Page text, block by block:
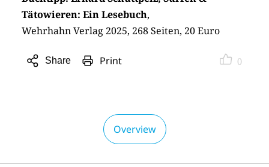
Tätowieren: Ein Lesebuch,
Wehrhahn Verlag 2025, 268 Seiten, 20 Euro
Share
Open
Print 0
Overview